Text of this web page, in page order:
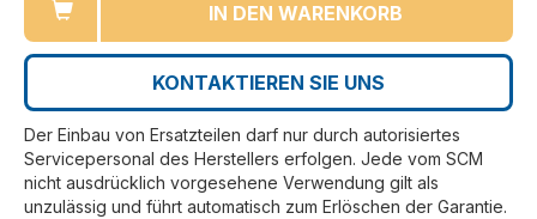
IN DEN WARENKORB
KONTAKTIEREN SIE UNS
Der Einbau von Ersatzteilen darf nur durch autorisiertes
Servicepersonal des Herstellers erfolgen. Jede vom SCM
nicht ausdrücklich vorgesehene Verwendung gilt als
unzulässig und führt automatisch zum Erlöschen der Garantie.